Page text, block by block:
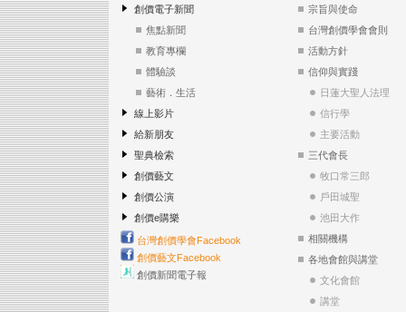
創價電子新聞
焦點新聞
教育專欄
體驗談
藝術．生活
線上影片
給新朋友
聖典檢索
創價藝文
創價公演
創價e購樂
台灣創價學會Facebook
創價藝文Facebook
創價新聞電子報
宗旨與使命
台灣創價學會會則
活動方針
信仰與實踐
日蓮大聖人法理
信行學
主要活動
三代會長
牧口常三郎
戶田城聖
池田大作
相關機構
各地會館與講堂
文化會館
講堂